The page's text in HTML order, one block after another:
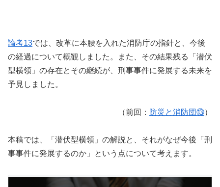
論考13では、改革に本腰を入れた消防庁の指針と、今後
の経過について概観しました。また、その結果残る「潜伏
型横領」の存在とその継続が、刑事事件に発展する未来を
予見しました。
（前回： 防災と消防団⑬）
本稿では、「潜伏型横領」の解説と、それがなぜ今後「刑
事事件に発展するのか」という点について考えます。